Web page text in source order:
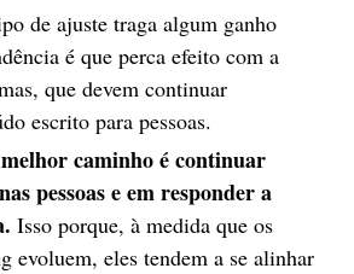
de ajuste traga algum ganho
é que perca efeito com a
que devem continuar
escrito para pessoas.
caminho é continuar
pessoas e em responder a
Isso porque, à medida que os
evoluem, eles tendem a se alinhar